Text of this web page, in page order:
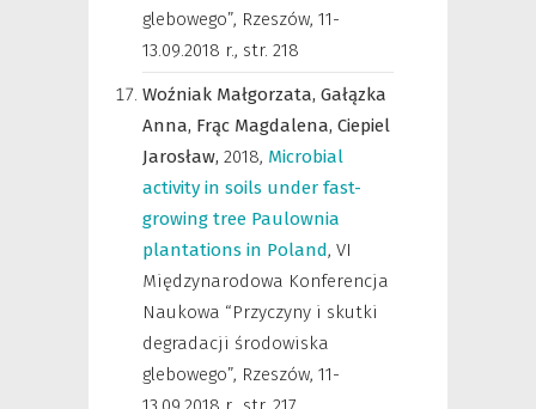
glebowego”, Rzeszów, 11-
13.09.2018 r., str. 218
Woźniak Małgorzata, Gałązka
Anna, Frąc Magdalena, Ciepiel
Jarosław, 2018, Microbial
activity in soils under fast-
growing tree Paulownia
plantations in Poland, VI
Międzynarodowa Konferencja
Naukowa “Przyczyny i skutki
degradacji środowiska
glebowego”, Rzeszów, 11-